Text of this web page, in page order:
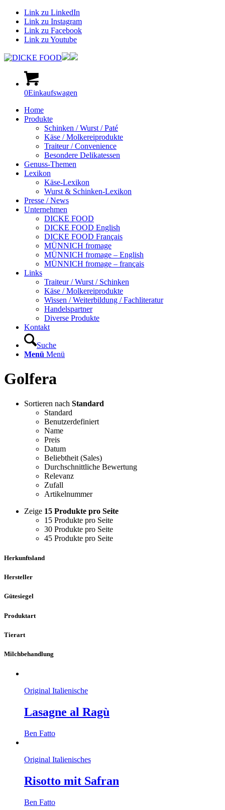
Link zu LinkedIn
Link zu Instagram
Link zu Facebook
Link zu Youtube
0Einkaufswagen
Home
Produkte
Schinken / Wurst / Paté
Käse / Molkereiprodukte
Traiteur / Convenience
Besondere Delikatessen
Genuss-Themen
Lexikon
Käse-Lexikon
Wurst & Schinken-Lexikon
Presse / News
Unternehmen
DICKE FOOD
DICKE FOOD English
DICKE FOOD Français
MÜNNICH fromage
MÜNNICH fromage – English
MÜNNICH fromage – français
Links
Traiteur / Wurst / Schinken
Käse / Molkereiprodukte
Wissen / Weiterbildung / Fachliteratur
Handelspartner
Diverse Produkte
Kontakt
Suche
Menü Menü
Golfera
Sortieren nach Standard
Standard
Benutzerdefiniert
Name
Preis
Datum
Beliebtheit (Sales)
Durchschnittliche Bewertung
Relevanz
Zufall
Artikelnummer
Zeige 15 Produkte pro Seite
15 Produkte pro Seite
30 Produkte pro Seite
45 Produkte pro Seite
Herkunftsland
Hersteller
Gütesiegel
Produktart
Tierart
Milchbehandlung
Original Italienische
Lasagne al Ragù
Ben Fatto
Original Italienisches
Risotto mit Safran
Ben Fatto